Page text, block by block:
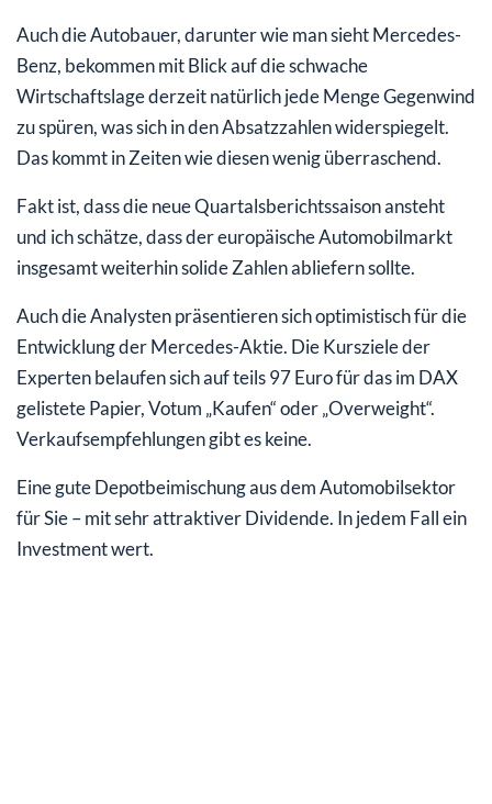
Auch die Autobauer, darunter wie man sieht Mercedes-
Benz, bekommen mit Blick auf die schwache
Wirtschaftslage derzeit natürlich jede Menge Gegenwind
zu spüren, was sich in den Absatzzahlen widerspiegelt.
Das kommt in Zeiten wie diesen wenig überraschend.
Fakt ist, dass die neue Quartalsberichtssaison ansteht
und ich schätze, dass der europäische Automobilmarkt
insgesamt weiterhin solide Zahlen abliefern sollte.
Auch die Analysten präsentieren sich optimistisch für die
Entwicklung der Mercedes-Aktie. Die Kursziele der
Experten belaufen sich auf teils 97 Euro für das im DAX
gelistete Papier, Votum „Kaufen“ oder „Overweight“.
Verkaufsempfehlungen gibt es keine.
Eine gute Depotbeimischung aus dem Automobilsektor
für Sie – mit sehr attraktiver Dividende. In jedem Fall ein
Investment wert.